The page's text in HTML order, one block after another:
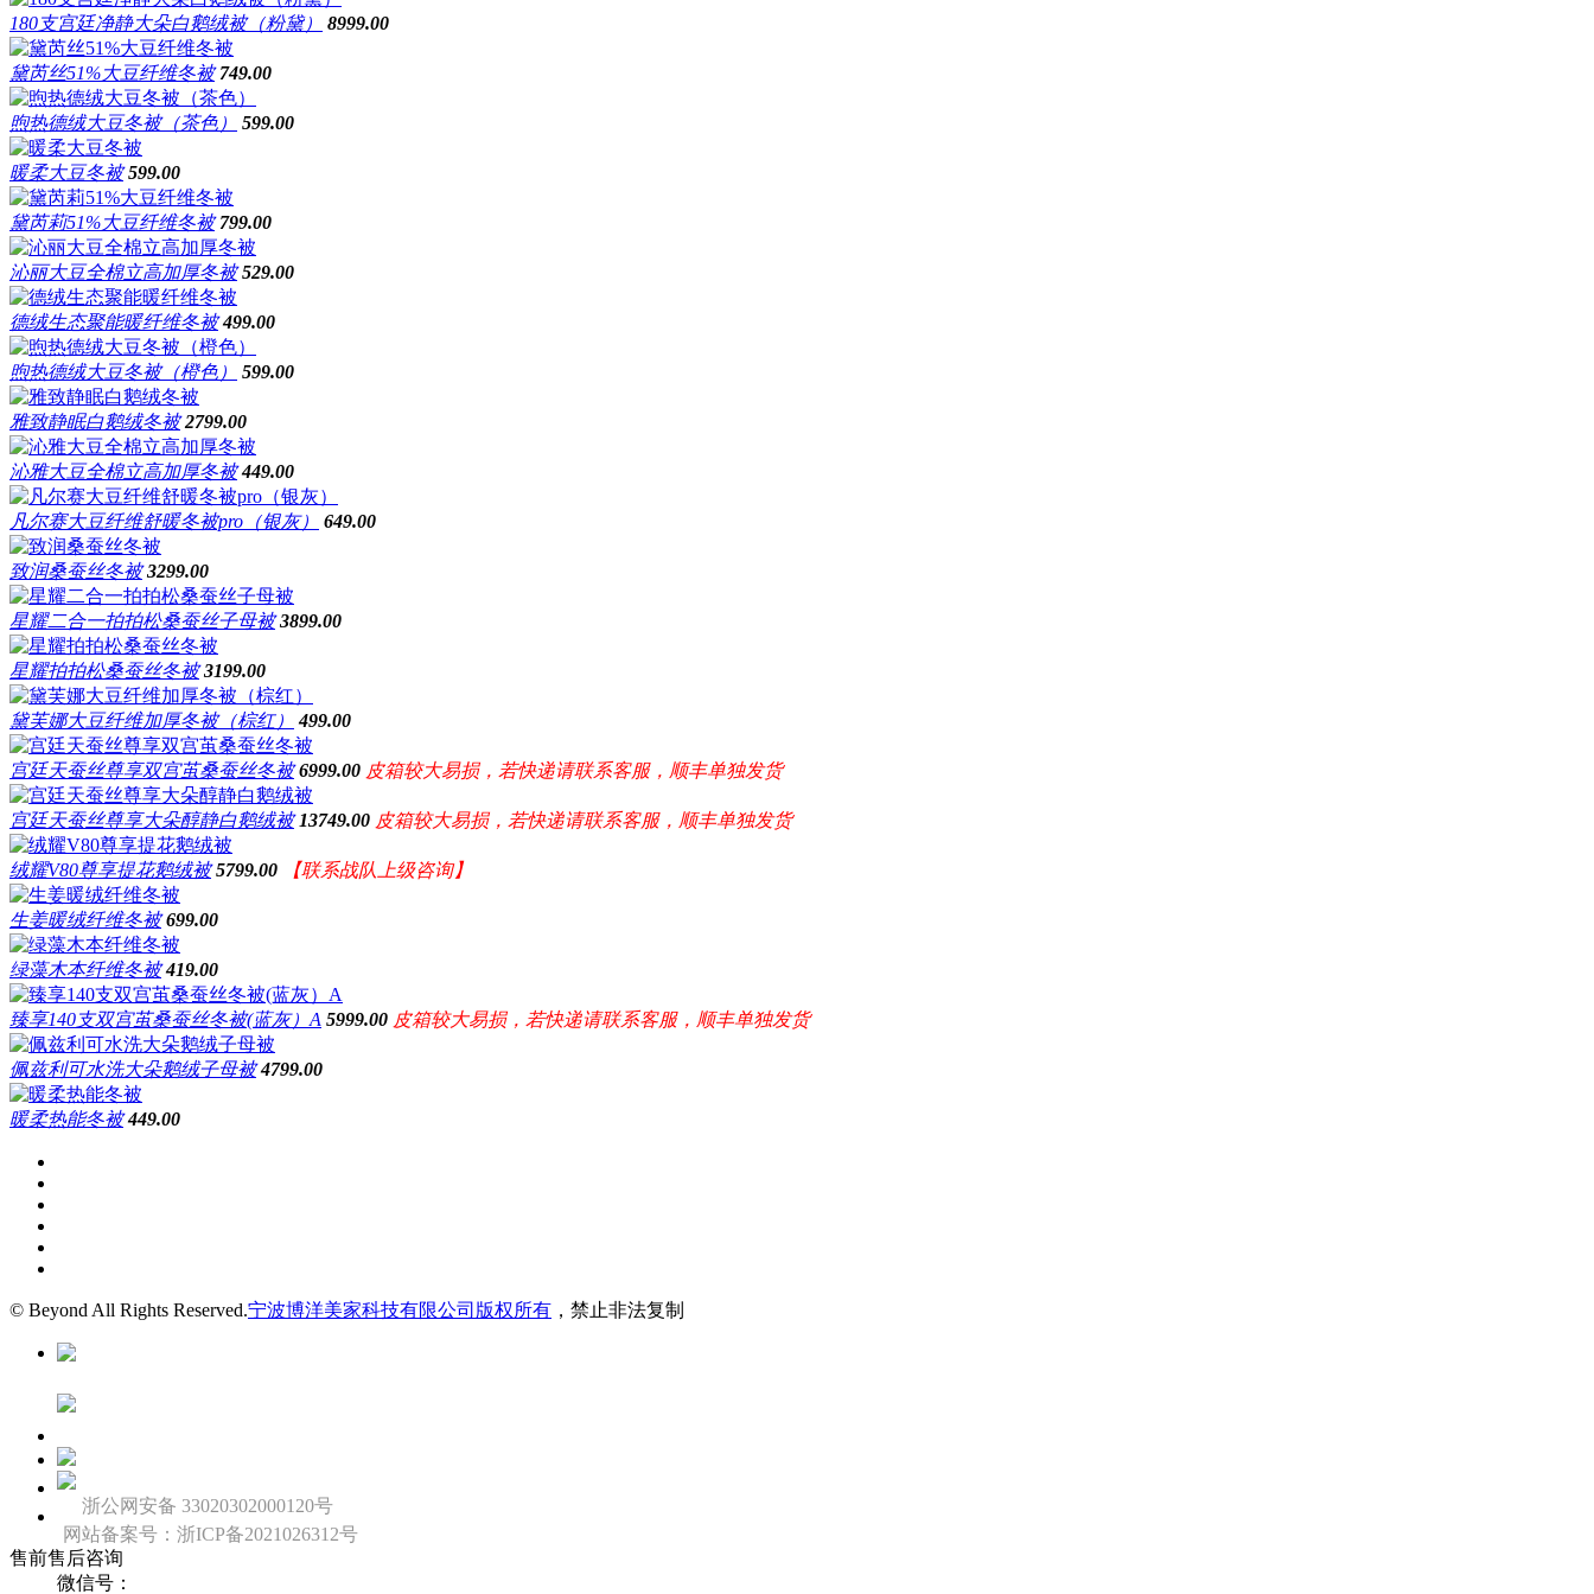
180支宫廷净静大朵白鹅绒被（粉黛） 8999.00
黛芮丝51%大豆纤维冬被 749.00
煦热德绒大豆冬被（茶色） 599.00
暖柔大豆冬被 599.00
黛芮莉51%大豆纤维冬被 799.00
沁丽大豆全棉立高加厚冬被 529.00
德绒生态聚能暖纤维冬被 499.00
煦热德绒大豆冬被（橙色） 599.00
雅致静眠白鹅绒冬被 2799.00
沁雅大豆全棉立高加厚冬被 449.00
凡尔赛大豆纤维舒暖冬被pro（银灰） 649.00
致润桑蚕丝冬被 3299.00
星耀二合一拍拍松桑蚕丝子母被 3899.00
星耀拍拍松桑蚕丝冬被 3199.00
黛芙娜大豆纤维加厚冬被（棕红） 499.00
宫廷天蚕丝尊享双宫茧桑蚕丝冬被 6999.00 皮箱较大易损，若快递请联系客服，顺丰单独发货
宫廷天蚕丝尊享大朵醇静白鹅绒被 13749.00 皮箱较大易损，若快递请联系客服，顺丰单独发货
绒耀V80尊享提花鹅绒被 5799.00 【联系战队上级咨询】
生姜暖绒纤维冬被 699.00
绿藻木本纤维冬被 419.00
臻享140支双宫茧桑蚕丝冬被(蓝灰）A 5999.00 皮箱较大易损，若快递请联系客服，顺丰单独发货
佩兹利可水洗大朵鹅绒子母被 4799.00
暖柔热能冬被 449.00
© Beyond All Rights Reserved.宁波博洋美家科技有限公司版权所有 ，禁止非法复制
浙公网安备 33020302000120号
网站备案号：浙ICP备2021026312号
售前售后咨询
微信号：